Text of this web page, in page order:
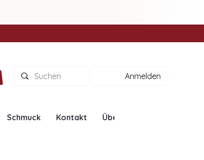
Anmelden
Schmuck Kontakt Über uns